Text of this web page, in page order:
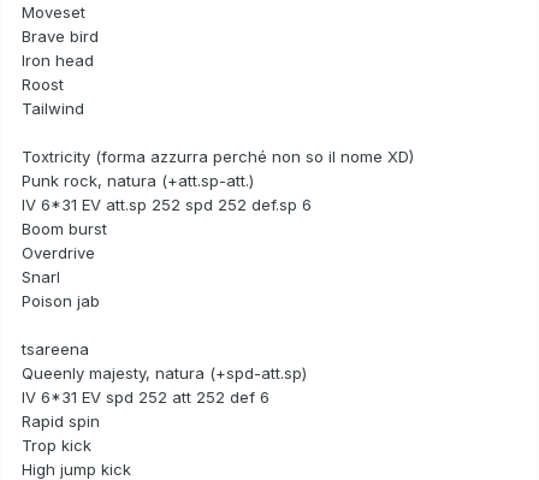
Moveset
Brave bird
Iron head
Roost
Tailwind
Toxtricity (forma azzurra perché non so il nome XD)
Punk rock, natura (+att.sp-att.)
IV 6*31 EV att.sp 252 spd 252 def.sp 6
Boom burst
Overdrive
Snarl
Poison jab
tsareena
Queenly majesty, natura (+spd-att.sp)
IV 6*31 EV spd 252 att 252 def 6
Rapid spin
Trop kick
High jump kick